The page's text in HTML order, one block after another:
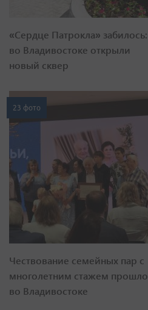
«Сердце Патрокла» забилось:
во Владивостоке открыли
новый сквер
23 фото
Чествование семейных пар с
многолетним стажем прошло
во Владивостоке